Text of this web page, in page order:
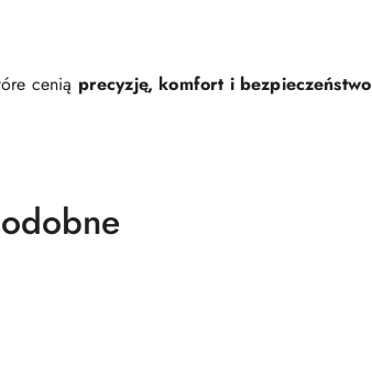
cenią precyzję, komfort i bezpieczeństwo